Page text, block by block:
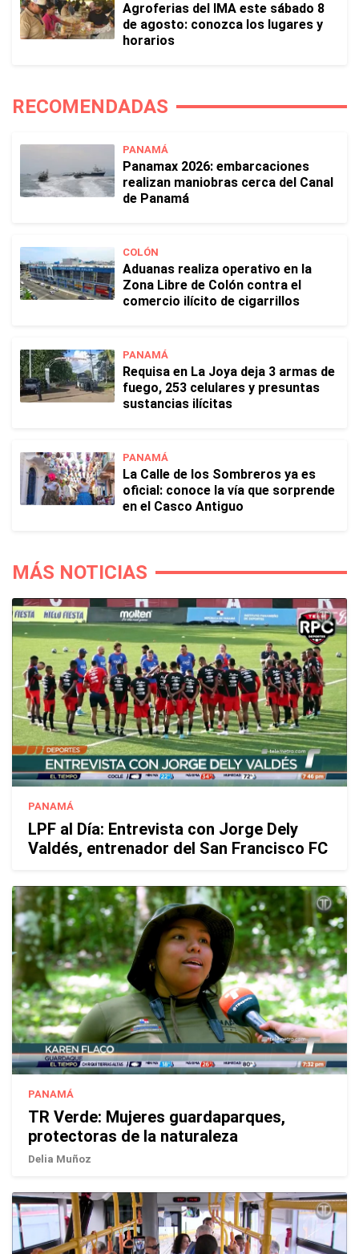
Agroferias del IMA este sábado 8
de agosto: conozca los lugares y
horarios
RECOMENDADAS
PANAMÁ
Panamax 2026: embarcaciones
realizan maniobras cerca del Canal
de Panamá
COLÓN
Aduanas realiza operativo en la
Zona Libre de Colón contra el
comercio ilícito de cigarrillos
PANAMÁ
Requisa en La Joya deja 3 armas de
fuego, 253 celulares y presuntas
sustancias ilícitas
PANAMÁ
La Calle de los Sombreros ya es
oficial: conoce la vía que sorprende
en el Casco Antiguo
MÁS NOTICIAS
PANAMÁ
LPF al Día: Entrevista con Jorge Dely
Valdés, entrenador del San Francisco FC
PANAMÁ
TR Verde: Mujeres guardaparques,
protectoras de la naturaleza
Delia Muñoz